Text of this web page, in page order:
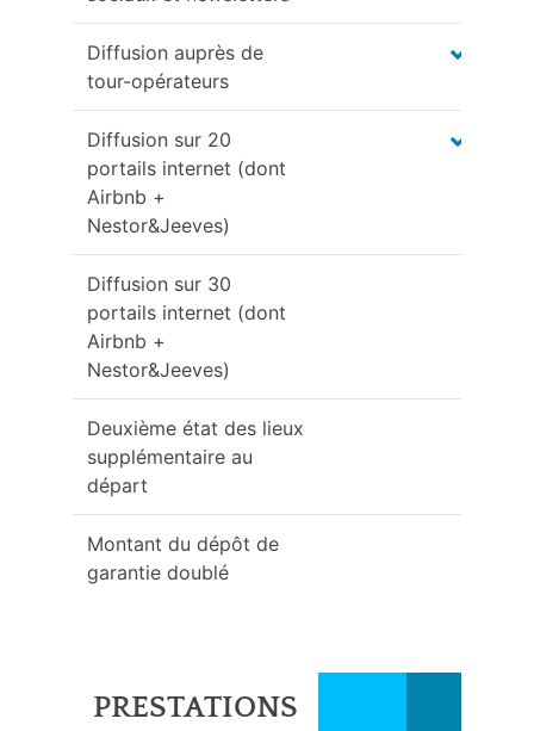
Diffusion auprès de
tour-opérateurs
Diffusion sur 20
portails internet (dont
Airbnb +
Nestor&Jeeves)
Diffusion sur 30
portails internet (dont
Airbnb +
Nestor&Jeeves)
Deuxième état des lieux
supplémentaire au
départ
Montant du dépôt de
garantie doublé
PRESTATIONS